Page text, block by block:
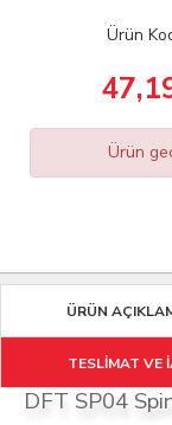
Ürün
Ürün
ÜRÜN
TESLİMAT VE
DFT SP04